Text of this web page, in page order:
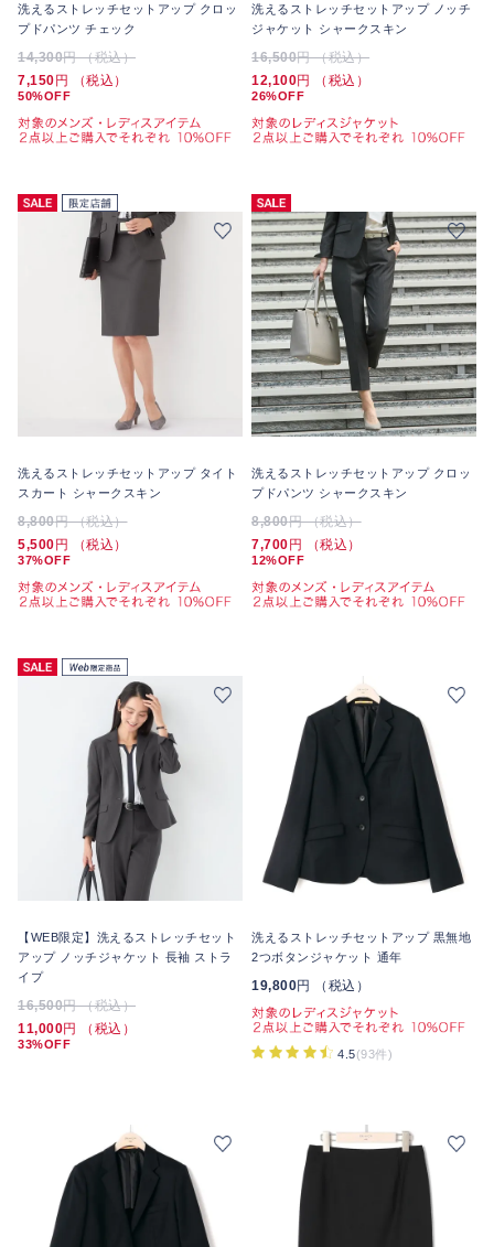
洗えるストレッチセットアップ クロッ
プドパンツ チェック
14,300円 （税込）
7,150円 （税込）
50%OFF
洗えるストレッチセットアップ ノッチ
ジャケット シャークスキン
16,500円 （税込）
12,100円 （税込）
26%OFF
洗えるストレッチセットアップ タイト
スカート シャークスキン
8,800円 （税込）
5,500円 （税込）
37%OFF
洗えるストレッチセットアップ クロッ
プドパンツ シャークスキン
8,800円 （税込）
7,700円 （税込）
12%OFF
【WEB限定】洗えるストレッチセット
アップ ノッチジャケット 長袖 ストラ
イプ
16,500円 （税込）
11,000円 （税込）
33%OFF
洗えるストレッチセットアップ 黒無地
2つボタンジャケット 通年
19,800円 （税込）
4.5(93件)